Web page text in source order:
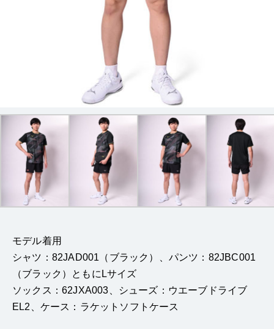
モデル着用
シャツ：82JAD001（ブラック）、パンツ：82JBC001
（ブラック）ともにLサイズ
ソックス：62JXA003、シューズ：ウエーブドライブ
EL2、ケース：ラケットソフトケース